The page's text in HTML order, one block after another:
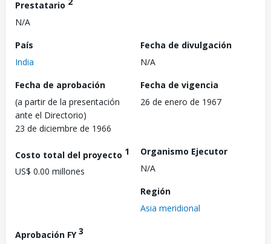
Prestatario
N/A
País
India
Fecha de divulgación
N/A
Fecha de aprobación
(a partir de la presentación
ante el Directorio)
23 de diciembre de 1966
Fecha de vigencia
26 de enero de 1967
Costo total del proyecto 1
US$ 0.00 millones
Organismo Ejecutor
N/A
Región
Asia meridional
Aprobación FY3